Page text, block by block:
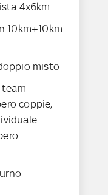
4x6km
10km+10km
misto
coppie,